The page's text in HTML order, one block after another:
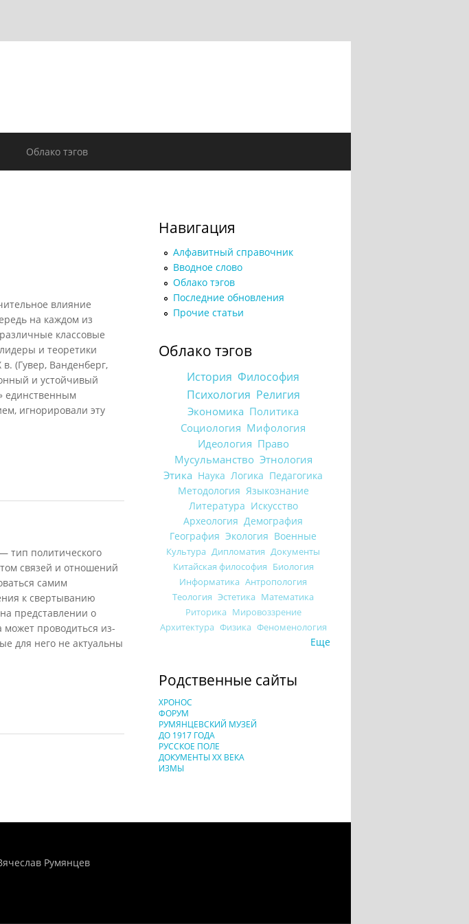
Облако тэгов
влияние
на каждом из
классовые
и теоретики
(Гувер, Ванденберг,
и устойчивый
единственным
игнорировали эту
политического
связей и отношений
самим
к свертыванию
представлении о
может проводиться из-
для него не актуальны
Навигация
Алфавитный справочник
Вводное слово
Облако тэгов
Последние обновления
Прочие статьи
Облако тэгов
История Философия
Психология Религия
Экономика Политика
Социология Мифология
Идеология Право
Мусульманство Этнология
Этика Наука Логика Педагогика
Методология Языкознание
Литература Искусство
Археология Демография
География Экология Военные
Культура Дипломатия Документы
Китайская философия Биология
Информатика Антропология
Теология Эстетика Математика
Риторика Мировоззрение
Архитектура Физика Феноменология
Еще
Родственные сайты
ХРОНОС
ФОРУМ
РУМЯНЦЕВСКИЙ МУЗЕЙ
ДО 1917 ГОДА
РУССКОЕ ПОЛЕ
ДОКУМЕНТЫ XX ВЕКА
ИЗМЫ
Румянцев